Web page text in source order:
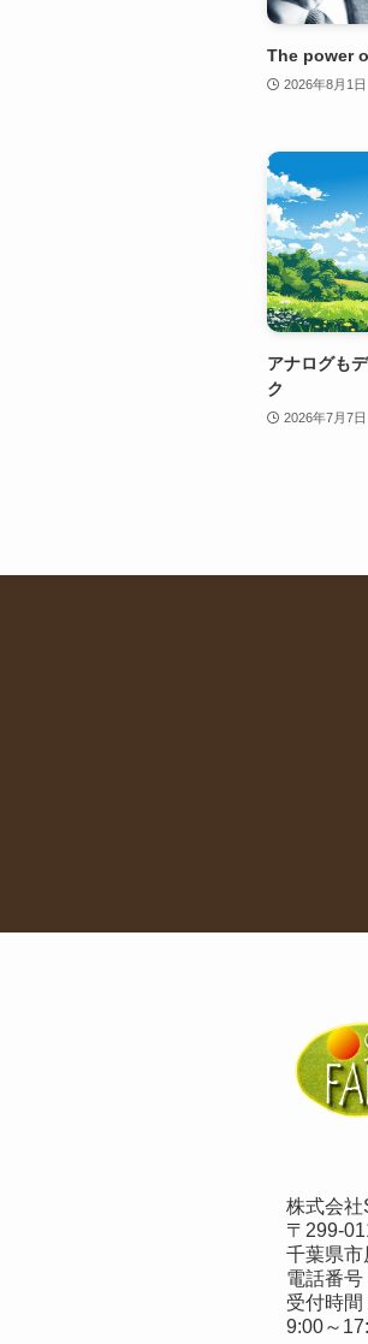
The power
2026年8月1日
アナログも
ク
2026年7月7日
株式会社
〒299-
千葉県市
電話番号
受付時間
9:00～